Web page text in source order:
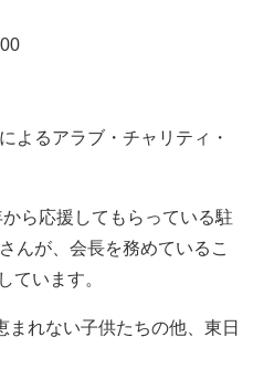
よるアラブ・チャリティ・
ら応援してもらっている駐
んが、会長を務めているこ
ています。
れない子供たちの他、東日